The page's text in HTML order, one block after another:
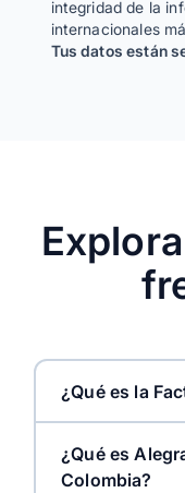
integridad de la
internacionales
Tus datos están
Implementamos
Cumplimiento
Nos aseguramos
en materia de
¿Qué es la
¿Qué es
Colombia?